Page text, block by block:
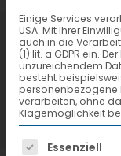
7. Juli 2026
VTL hat
Einige Services
USA. Mit Ihrer
auch in die
(1) lit. a GDPR ein.
unzureichendem
besteht
personenbezogene
verarbeiten, ohne
Klagemöglichkeit
Es folgt
Essenziell